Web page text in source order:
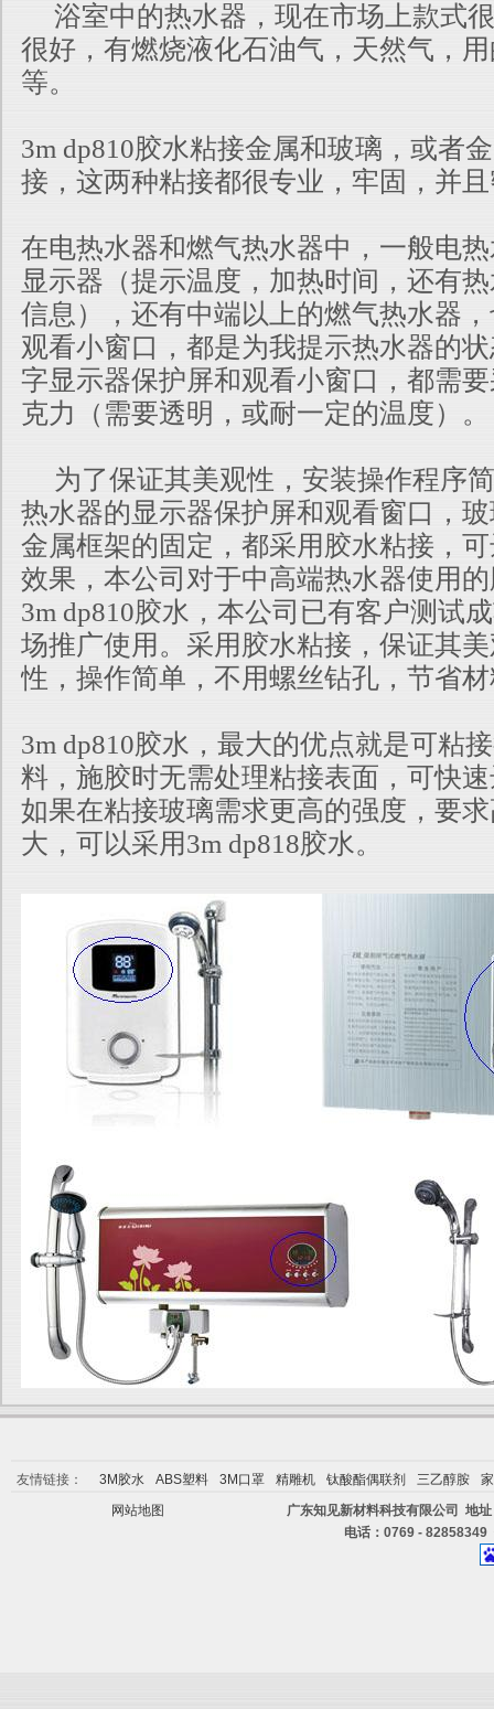
浴室中的热水器，现在市场上款式
很好，有燃烧液化石油气，天然气，
等。
3m dp810胶水粘接金属和玻璃，或者
接，这两种粘接都很专业，牢固，并
在电热水器和燃气热水器中，一般电
显示器（提示温度，加热时间，还有
信息），还有中端以上的燃气热水器
观看小窗口，都是为我提示热水器的
字显示器保护屏和观看小窗口，都需
克力（需要透明，或耐一定的温度）。
为了保证其美观性，安装操作程序
热水器的显示器保护屏和观看窗口，
金属框架的固定，都采用胶水粘接，
效果，本公司对于中高端热水器使用
3m dp810胶水，本公司已有客户测试
场推广使用。采用胶水粘接，保证其
性，操作简单，不用螺丝钻孔，节省
3m dp810胶水，最大的优点就是可粘
料，施胶时无需处理粘接表面，可快
如果在粘接玻璃需求更高的强度，要
大，可以采用3m dp818胶水。
友情链接： 3M胶水 ABS塑料 3M口罩 精雕机 钛酸酯偶联剂 三乙醇胺
网站地图
广东知见新材料科技有限公司 地
电话：0769 -